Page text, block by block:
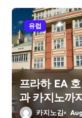
a
t
i
o
n
유럽
프라하 EA
과 카지노까
카지노김